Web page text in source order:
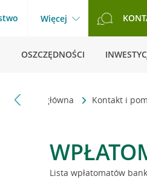
Więcej
OSZCZĘDNOŚCI
Strona główna Kontakt i
Lista wpłatomatów